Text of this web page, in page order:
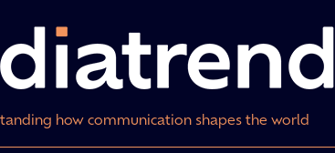
how communication shapes the world